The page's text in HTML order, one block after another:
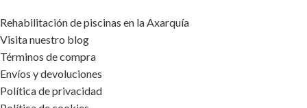
Rehabilitación de piscinas en la Axarquía
Visita nuestro blog
Términos de compra
Envíos y devoluciones
Política de privacidad